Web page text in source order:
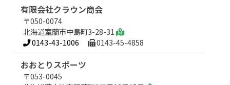
有限会社クラウン商会
〒050-0074
北海道室蘭市中島町3-28-31
0143-43-1006
0143-45-4858
おおとりスポーツ
〒053-0045